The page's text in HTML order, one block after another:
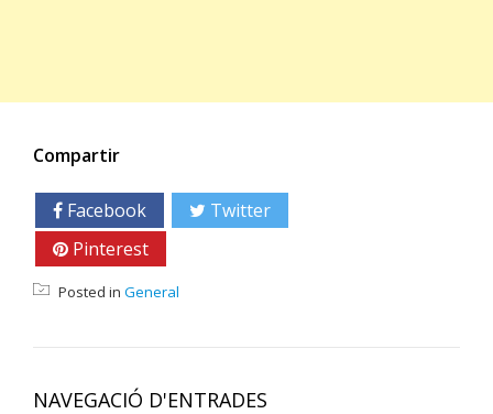
Compartir
Facebook Twitter
Pinterest
Posted in General
NAVEGACIÓ D'ENTRADES